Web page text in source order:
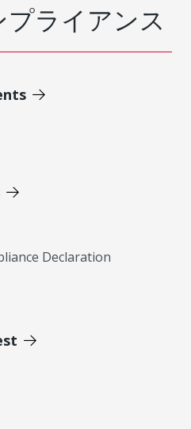
ライアンス
Declaration